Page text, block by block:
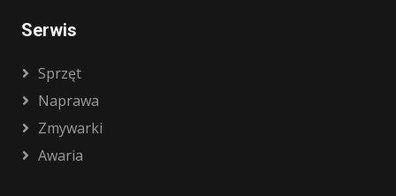
Serwis
Sprzęt
Naprawa
Zmywarki
Awaria